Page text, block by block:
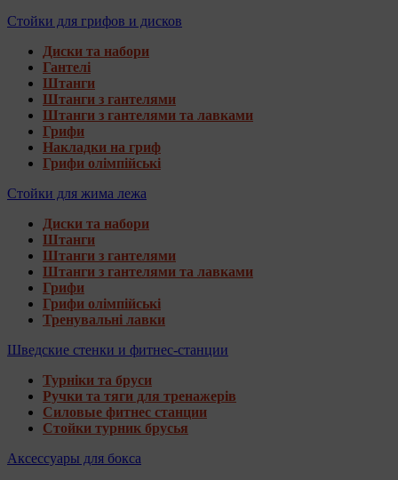
Стойки для грифов и дисков
Диски та набори
Гантелі
Штанги
Штанги з гантелями
Штанги з гантелями та лавками
Грифи
Накладки на гриф
Грифи олімпійські
Стойки для жима лежа
Диски та набори
Штанги
Штанги з гантелями
Штанги з гантелями та лавками
Грифи
Грифи олімпійські
Тренувальні лавки
Шведские стенки и фитнес-станции
Турніки та бруси
Ручки та тяги для тренажерів
Силовые фитнес станции
Стойки турник брусья
Аксессуары для бокса